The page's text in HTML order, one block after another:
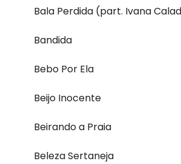
Bala Perdida (part. Ivana
Bandida
Bebo Por Ela
Beijo Inocente
Beirando a Praia
Beleza Sertaneja